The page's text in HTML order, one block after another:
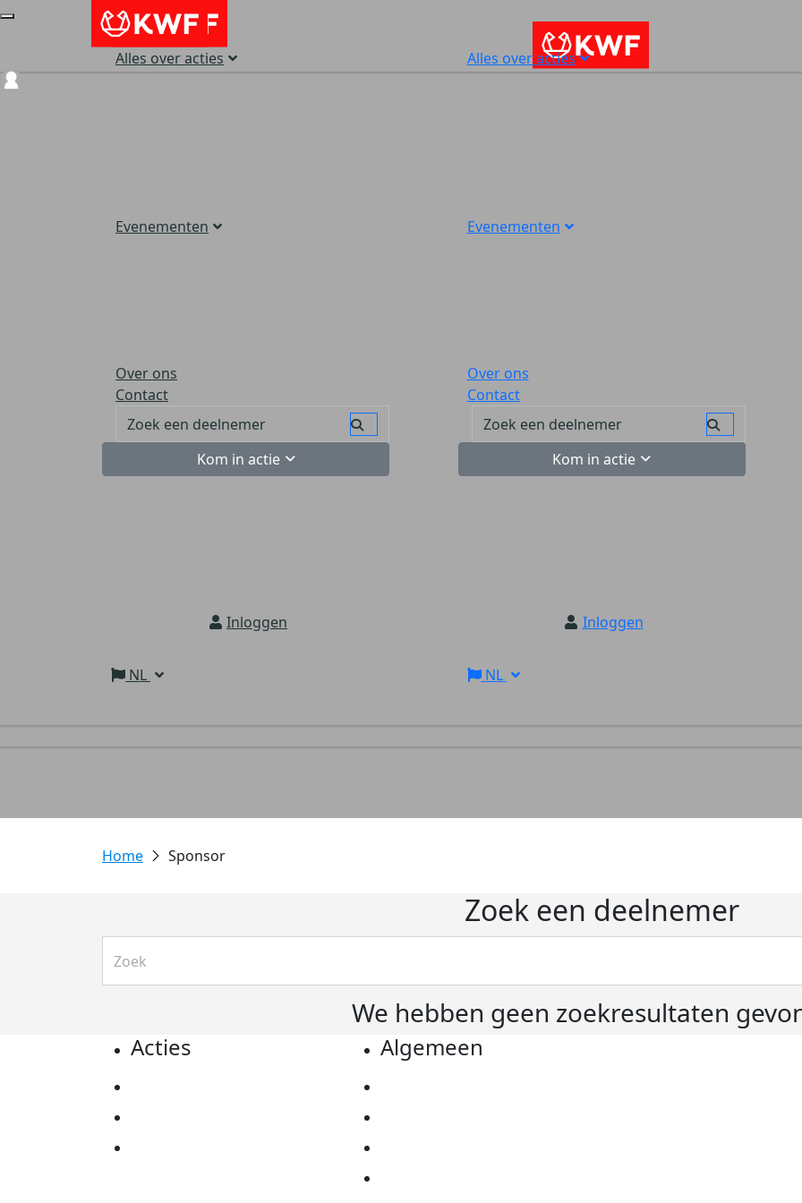
Alles over acties
Evenementen
Over ons
Contact
Kom in actie
Inloggen
NL
Alles over acties
Evenementen
Over ons
Contact
Kom in actie
Inloggen
NL
Sponsor
Zoek een deelnemer
We hebben geen zoekresultaten
Acties Algemeen